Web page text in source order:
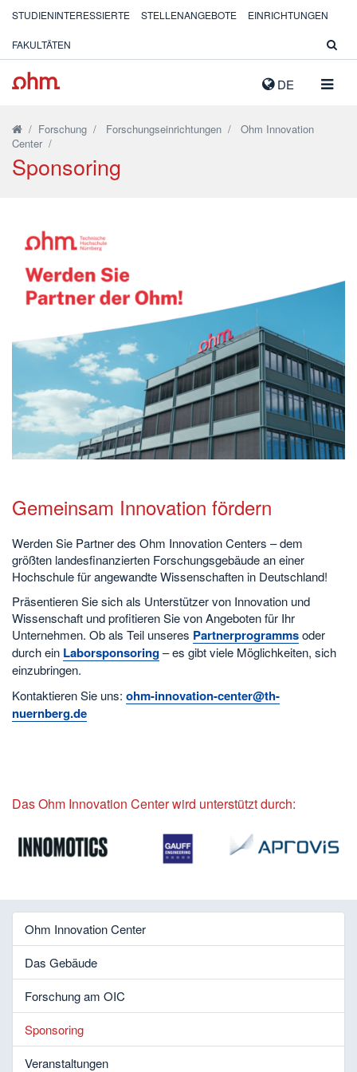
DE
STUDIENINTERESSIERTE STELLENANGEBOTE EINRICHTUNGEN
FAKULTÄTEN
/ Forschung / Forschungseinrichtungen / Ohm Innovation
Center /
Sponsoring
Gemeinsam Innovation fördern
Werden Sie Partner des Ohm Innovation Centers – dem
größten landesfinanzierten Forschungsgebäude an einer
Hochschule für angewandte Wissenschaften in Deutschland!
Präsentieren Sie sich als Unterstützer von Innovation und
Wissenschaft und profitieren Sie von Angeboten für Ihr
Unternehmen. Ob als Teil unseres Partnerprogrammsoder
durch ein Laborsponsoring– es gibt viele Möglichkeiten, sich
einzubringen.
Kontaktieren Sie uns: ohm-innovation-center@th-
nuernberg.de
Das Ohm Innovation Center wird unterstützt durch:
Ohm Innovation Center
Das Gebäude
Forschung am OIC
Sponsoring
Veranstaltungen